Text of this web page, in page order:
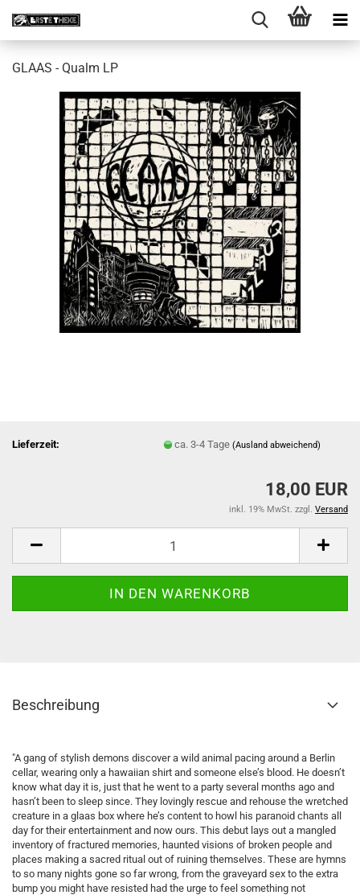
GLAAS - Qualm LP
Lieferzeit: ca. 3-4 Tage(Ausland abweichend)
18,00 EUR
inkl. 19% MwSt. zzgl. Versand
Beschreibung
"A gang of stylish demons discover a wild animal pacing around a Berlin
cellar, wearing only a hawaiian shirt and someone else’s blood. He doesn’t
know what day it is, just that he went to a party several months ago and
hasn’t been to sleep since. They lovingly rescue and rehouse the wretched
creature in a glaas box where he’s content to howl his paranoid chants all
day for their entertainment and now ours. This debut lays out a mangled
inventory of fractured memories, haunted visions of broken people and
places making a sacred ritual out of ruining themselves. These are hymns
to so many nights gone so far wrong, from the graveyard sex to the extra
bump you might have resisted had the urge to feel something not